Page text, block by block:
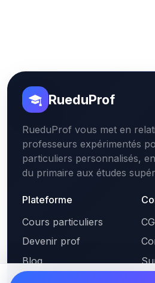
RueduProf
RueduProf vous met en
professeurs expérimentés
particuliers personnalisés,
du primaire aux études
Plateforme
Cours particuliers
Devenir prof
Blog